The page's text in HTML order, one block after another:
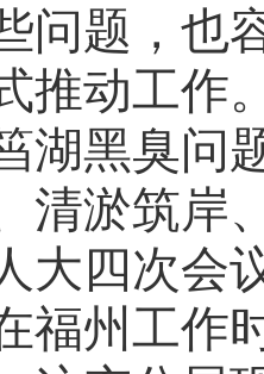
问题，也
推动工作
湖黑臭问
清淤筑岸
大四次会
福州工作